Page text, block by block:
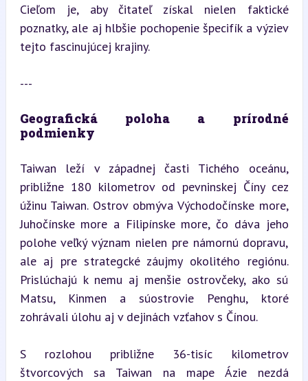
Cieľom je, aby čitateľ získal nielen faktické
poznatky, ale aj hlbšie pochopenie špecifík a výziev
tejto fascinujúcej krajiny.
---
Geografická poloha a prírodné
podmienky
Taiwan leží v západnej časti Tichého oceánu,
približne 180 kilometrov od pevninskej Číny cez
úžinu Taiwan. Ostrov obmýva Východočínske more,
Juhočínske more a Filipínske more, čo dáva jeho
polohe veľký význam nielen pre námornú dopravu,
ale aj pre strateg­cké záujmy okolitého regiónu.
Prislúchajú k nemu aj menšie ostrovčeky, ako sú
Matsu, Kinmen a súostrovie Penghu, ktoré
zohrávali úlohu aj v dejinách vzťahov s Čínou.
S rozlohou približne 36-tisíc kilometrov
štvorcových sa Taiwan na mape Ázie nezdá